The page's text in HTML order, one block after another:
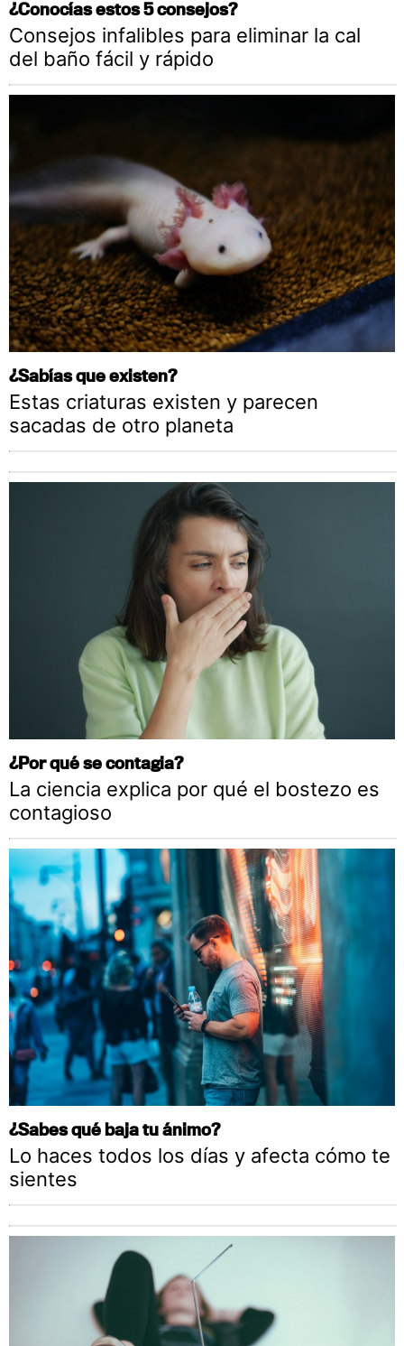
¿Conocías estos 5 consejos?
Consejos infalibles para eliminar la cal
del baño fácil y rápido
¿Sabías que existen?
Estas criaturas existen y parecen
sacadas de otro planeta
¿Por qué se contagia?
La ciencia explica por qué el bostezo es
contagioso
¿Sabes qué baja tu ánimo?
Lo haces todos los días y afecta cómo te
sientes